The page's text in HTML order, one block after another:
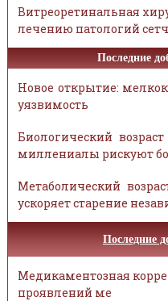
Витреоретинальная
лечению патологий
Последние
Новое открытие:
уязвимость
Биологический
миллениалы рискуют
Метаболический
ускоряет старение
Последние
Медикаментозная
проявлений ме